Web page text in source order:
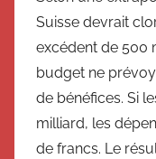
Suisse
Suisse
Magazine
Messager
Suisse
Suisse devrait
excédent de 500
budget ne
de bénéfices. Si
milliard, les
de francs. Le